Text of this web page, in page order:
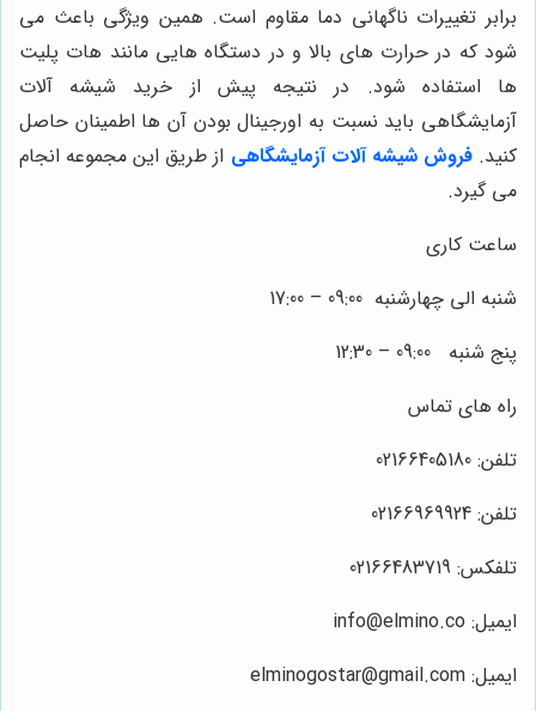
برابر تغییرات ناگهانی دما مقاوم است. همین ویژگی باعث می
شود که در حرارت های بالا و در دستگاه هایی مانند هات پلیت
ها استفاده شود. در نتیجه پیش از خرید شیشه آلات
آزمایشگاهی باید نسبت به اورجینال بودن آن ها اطمینان حاصل
کنید.فروش شیشه آلات آزمایشگاهی از طریق این مجموعه انجام
می گیرد.
ساعت کاری
شنبه الی چهارشنبه 09:00 – 17:00
پنج شنبه 09:00 – 12:30
راه های تماس
تلفن: 02166405180
تلفن: 02166969924
تلفکس: 02166483719
ایمیل: info@elmino.co
ایمیل: elminogostar@gmail.com